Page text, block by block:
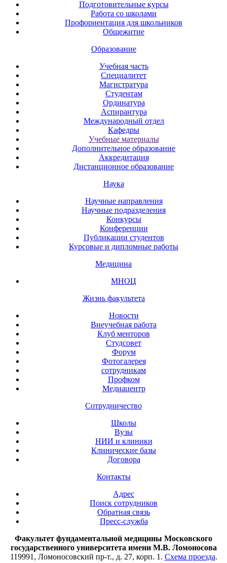
Подготовительные курсы
Работа со школами
Профориентация для школьников
Общежитие
Образование
Учебная часть
Специалитет
Магистратура
Студентам
Ординатура
Аспирантура
Международный отдел
Кафедры
Учебные материалы
Дополнительное образование
Аккредитация
Дистанционное образование
Наука
Научные направления
Научные подразделения
Конкурсы
Конференции
Публикации студентов
Курсовые и дипломные работы
Медицина
МНОЦ
Жизнь факультета
Новости
Внеучебная работа
Клуб менторов
Студсовет
Форум
Фотогалерея
сотрудникам
Профком
Медиацентр
Сотрудничество
Школы
Вузы
НИИ и клиники
Клинические базы
Договора
Контакты
Адрес
Поиск сотрудников
Обратная связь
Пресс-служба
Факультет фундаментальной медицины Московского
государственного университета имени М.В. Ломоносова
119991, Ломоносовский пр-т., д. 27, корп. 1. Схема проезда.